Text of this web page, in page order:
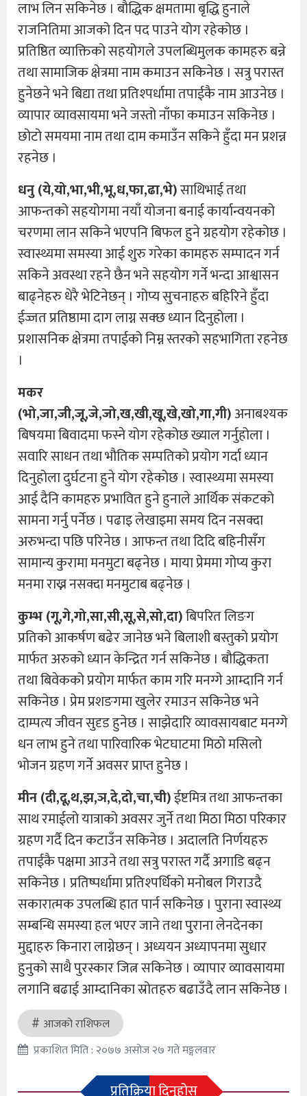
लाभ लिन सकिनेछ । बौद्धिक क्षमतामा बृद्धि हुनाले
राजनितिमा आजको दिन पद पाउने योग रहेकोछ ।
प्रतिष्ठित व्याक्तिको सहयोगले उपलब्धिमुलक कामहरु बन्ने
तथा सामाजिक क्षेत्रमा नाम कमाउन सकिनेछ । सत्रु परास्त
हुनेछने भने बिद्या तथा प्रतिश्पर्धामा तपाईकै नाम आउनेछ ।
व्यापार व्यावसायमा भने जस्तो नाँफा कमाउन सकिनेछ ।
छोटो समयमा नाम तथा दाम कमाउँन सकिने हुँदा मन प्रशन्न
रहनेछ ।
धनु (ये,यो,भा,भी,भू,ध,फा,ढा,भे)साथिभाई तथा
आफन्तको सहयोगमा नयाँ योजना बनाई कार्यान्वयनको
चरणमा लान सकिने भएपनि बिफल हुने ग्रहयोग रहेकोछ ।
स्वास्थ्यमा समस्या आई शुरु गरेका कामहरु सम्पादन गर्न
सकिने अवस्था रहने छैन भने सहयोग गर्ने भन्दा आश्वासन
बाढ्नेहरु धेरै भेटिनेछन् । गोप्य सुचनाहरु बहिरिने हुँदा
ईज्जत प्रतिष्ठामा दाग लाग्न सक्छ ध्यान दिनुहोला ।
प्रशासनिक क्षेत्रमा तपाईको निम्न स्तरको सहभागिता रहनेछ
।
मकर
(भो,जा,जी,जू,जे,जो,ख,खी,खू,खे,खो,गा,गी)अनाबश्यक
बिषयमा बिवादमा फस्ने योग रहेकोछ ख्याल गर्नुहोला ।
सवारि साधन तथा भौतिक सम्पतिको प्रयोग गर्दा ध्यान
दिनुहोला दुर्घटना हुने योग रहेकोछ । स्वास्थ्यमा समस्या
आई दैनि कामहरु प्रभावित हुने हुनाले आर्थिक संकटको
सामना गर्नु पर्नेछ । पढाइ लेखाइमा समय दिन नसक्दा
अरुभन्दा पछि परिनेछ । आफन्त तथा दिदि बहिनीसँग
सामान्य कुरामा मनमुटा बढ्नेछ । माया प्रेममा गोप्य कुरा
मनमा राख्न नसक्दा मनमुटाब बढ्नेछ ।
कुम्भ (गू,गे,गो,सा,सी,सू,से,सो,दा)बिपरित लिङग
प्रतिको आकर्षण बढेर जानेछ भने बिलाशी बस्तुको प्रयोग
मार्फत अरुको ध्यान केन्द्रित गर्न सकिनेछ । बौद्धिकता
तथा बिवेकको प्रयोग मार्फत काम गरि मनग्गे आम्दानि गर्न
सकिनेछ । प्रेम प्रशङगमा खुलेर रमाउन सकिनेछ भने
दाम्पत्य जीवन सुदृड हुनेछ । साझेदारि व्यावसायबाट मनग्गे
धन लाभ हुने तथा पारिवारिक भेटघाटमा मिठो मसिलो
भोजन ग्रहण गर्ने अवसर प्राप्त हुनेछ ।
मीन (दी,दू,थ,झ,ञ,दे,दो,चा,ची)ईष्टमित्र तथा आफन्तका
साथ रमाईलो यात्राको अवसर जुर्ने तथा मिठा मिठा परिकार
ग्रहण गर्दै दिन कटाउँन सकिनेछ । अदालति निर्णयहरु
तपाईकै पक्षमा आउने तथा सत्रु परास्त गर्दै अगाडि बढ्न
सकिनेछ । प्रतिष्पर्धामा प्रतिश्पर्धिको मनोबल गिराउदै
सकारात्मक उपलब्धि हात पार्न सकिनेछ । पुराना स्वास्थ्य
सम्बन्धि समस्या हल भएर जाने तथा पुराना लेनदेनका
मुद्दाहरु किनारा लाग्नेछन् । अध्ययन अध्यापनमा सुधार
हुनुको साथै पुरस्कार जित्न सकिनेछ । व्यापार व्यावसायमा
लगानि बढाई आम्दानिका स्रोतहरु बढाउँदै लान सकिनेछ ।
आजको राशिफल
प्रकाशित मिति : २०७७ असोज २७ गते मङ्गलवार
प्रतिक्रिया दिनुहोस्